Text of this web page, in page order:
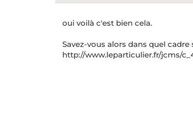
oui voilà c'est bien cela.
Savez-vous alors dans quel
http://www.leparticulier.fr/jcms/